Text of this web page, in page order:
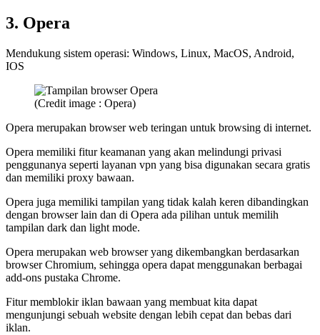
3. Opera
Mendukung sistem operasi: Windows, Linux, MacOS, Android,
IOS
(Credit image : Opera)
Opera merupakan browser web teringan untuk browsing di internet.
Opera memiliki fitur keamanan yang akan melindungi privasi
penggunanya seperti layanan vpn yang bisa digunakan secara gratis
dan memiliki proxy bawaan.
Opera juga memiliki tampilan yang tidak kalah keren dibandingkan
dengan browser lain dan di Opera ada pilihan untuk memilih
tampilan dark dan light mode.
Opera merupakan web browser yang dikembangkan berdasarkan
browser Chromium, sehingga opera dapat menggunakan berbagai
add-ons pustaka Chrome.
Fitur memblokir iklan bawaan yang membuat kita dapat
mengunjungi sebuah website dengan lebih cepat dan bebas dari
iklan.